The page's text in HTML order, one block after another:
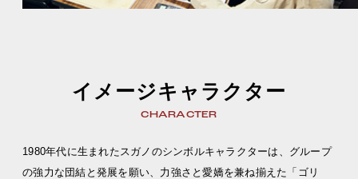
イメージキャラクター
CHARACTER
1980年代に生まれたスガノのシンボルキャラクターは、グループ
の強力な団結と発展を願い、力強さと愛嬌を兼ね揃えた「ゴリ